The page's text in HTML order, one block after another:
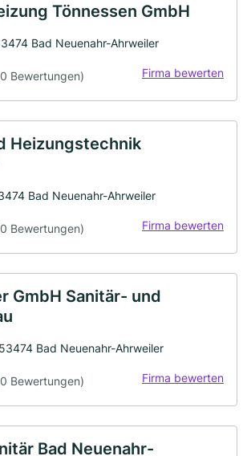
Tönnessen GmbH
Bad Neuenahr-Ahrweiler
Bewertungen) Firma bewerten
Heizungstechnik
Bad Neuenahr-Ahrweiler
Bewertungen) Firma bewerten
GmbH Sanitär- und
Bad Neuenahr-Ahrweiler
Bewertungen) Firma bewerten
Bad Neuenahr-